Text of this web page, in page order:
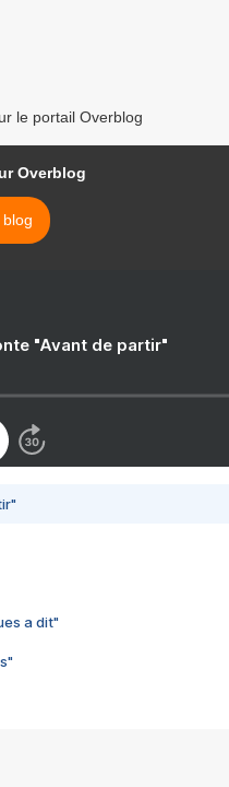
le portail Overblog
Overblog
"Avant de partir"
a dit"